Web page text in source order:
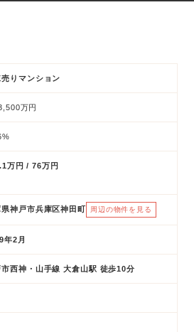
りマンション
万円
万円 / 76万円
県神戸市兵庫区神田町 周辺の物件を見る
年2月
市西神・山手線 大倉山駅 徒歩10分